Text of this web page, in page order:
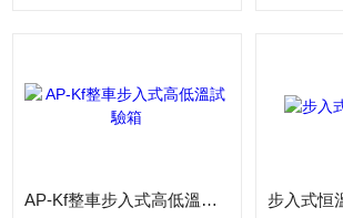
AP-Kf整車步入式高低溫試驗箱 步入式恒